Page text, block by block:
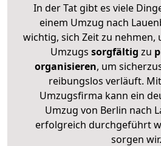
In der Tat gibt es viele
einem Umzug nach
wichtig, sich Zeit zu nehmen,
Umzugs sorgfältig zu
organisieren, um
reibungslos verläuft.
Umzugsfirma kann ein
Umzug von Berlin nach
erfolgreich durchgeführt
sorgen wir.